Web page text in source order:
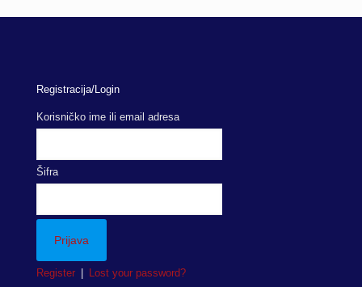
Registracija/Login
Korisničko ime ili email adresa
Šifra
Register | Lost your password?